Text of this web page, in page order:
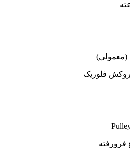
فرورفته